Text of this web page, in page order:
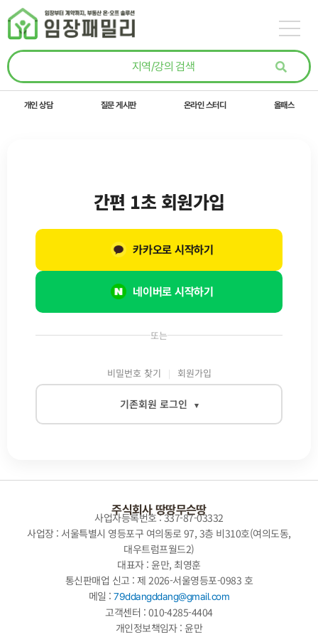
콘텐츠로
건너뛰기
개인 상담 질문 게시판 온라인 스터디 올패스
또는
비밀번호 찾기 회원가입
기존회원 로그인 ▾
로그인
간편 1초 회원가입
네이버로 시작하기
카카오로 시작하기
주식회사 땅땅무슨땅
사업자등록번호 : 337-87-03332
사업장 : 서울특별시 영등포구 여의동로 97, 3층 비310호(여의도동,
대우트럼프월드2)
대표자 : 윤만, 최영훈
통신판매업 신고 : 제 2026-서울영등포-0983 호
메일 :79ddangddang@gmail.com
고객센터 : 010-4285-4404
개인정보책임자 : 윤만